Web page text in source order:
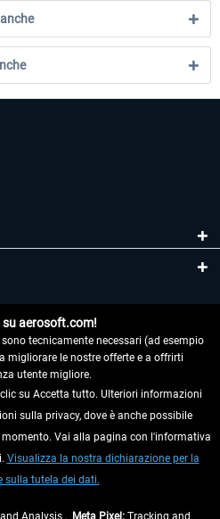
su aerosoft.com!
tecnicamente necessari (ad esempio
migliorare le nostre offerte e a offrirti
utente migliore.
su Accetta tutto. Ulteriori informazioni
sulla privacy, dove è anche possibile
Vai alla pagina con l'informativa
Visualizza la nostra dichiarazione per la
sulla tutela dei dati.
Analysis , Meta Pixel: Tracking and